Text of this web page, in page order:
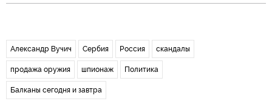
Александр Вучич Сербия Россия скандалы
продажа оружия шпионаж Политика
Балканы сегодня и завтра